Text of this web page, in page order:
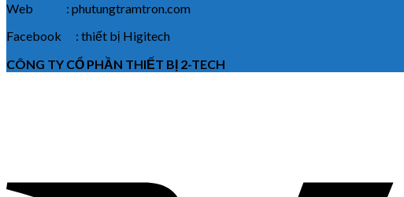
Web : phutungtramtron.com
Facebook : thiết bị Higitech
CÔNG TY CỔ PHẦN THIẾT BỊ 2-TECH